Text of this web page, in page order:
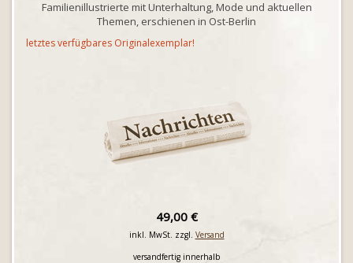
Familienillustrierte mit Unterhaltung, Mode und aktuellen
Themen, erschienen in Ost-Berlin
letztes verfügbares Originalexemplar!
49,00 €
inkl. MwSt. zzgl. Versand
versandfertig innerhalb